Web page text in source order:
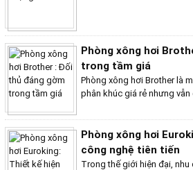
sang trọng cùng với độ
áp và vân gỗ độc đáo, tủ
mang lại sự ấm cúng mà
cho ngôi nhà. Hãy cùng
bật và ưu điểm của tủ bếp
sao nó lại là lựa chọn lý
Phòng xông hơi
trong tầm giá
Phòng xông hơi Brother là
phân khúc giá rẻ nhưng
Malaysia và được sản xuất
đến những sản phẩm xông
kiểu dáng, đáp ứng nhu cầu
Phòng xông hơi
công nghệ tiên tiến
Trong thế giới hiện đại,